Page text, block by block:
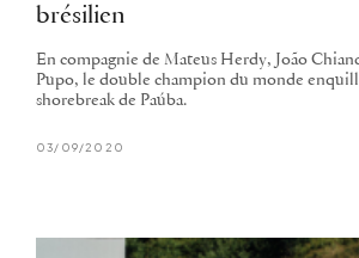
brésilien
En compagnie de Mateus Herdy, João
Pupo, le double champion du monde
shorebreak de Paúba.
03/09/2020